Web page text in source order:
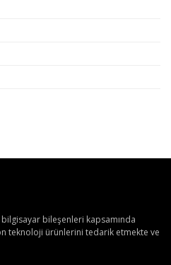
bileşenleri kapsamında
teknoloji ürünlerini tedarik etmekte ve